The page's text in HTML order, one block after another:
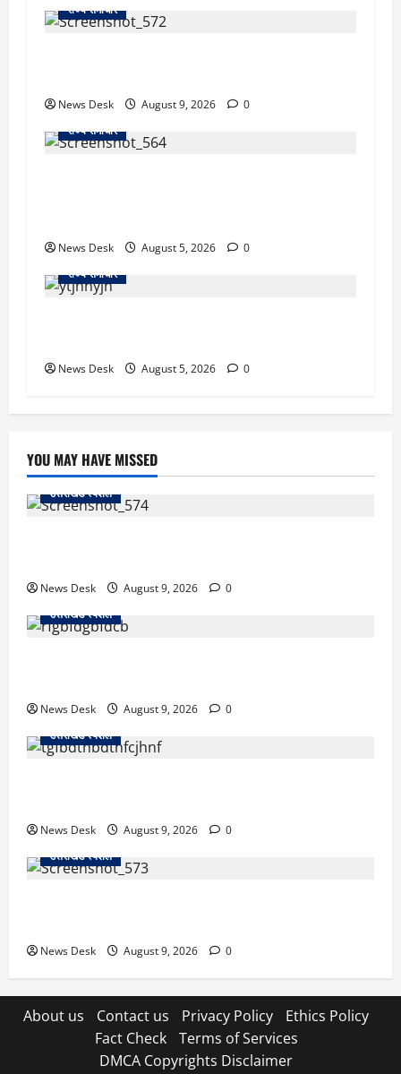
राज्य समाचार
News Desk August 9, 2026
0
राज्य समाचार
News Desk August 5, 2026
0
राज्य समाचार
News Desk August 5, 2026 0
YOU MAY HAVE MISSED
उत्तराखंड स्पेशल
News Desk August 9, 2026
0
उत्तराखंड स्पेशल
News Desk August 9, 2026
0
उत्तराखंड स्पेशल
News Desk August 9, 2026
0
उत्तराखंड स्पेशल
News Desk August 9, 2026 0
About us Contact us Privacy Policy
Ethics Policy
Fact Check
Terms of Services
DMCA Copyrights Disclaimer